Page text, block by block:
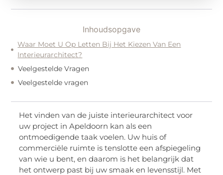
Inhoudsopgave
Waar Moet U Op Letten Bij Het Kiezen Van Een
Interieurarchitect?
Veelgestelde Vragen
Veelgestelde vragen
Het vinden van de juiste interieurarchitect voor
uw project in Apeldoorn kan als een
ontmoedigende taak voelen. Uw huis of
commerciële ruimte is tenslotte een afspiegeling
van wie u bent, en daarom is het belangrijk dat
het ontwerp past bij uw smaak en levensstijl. Met